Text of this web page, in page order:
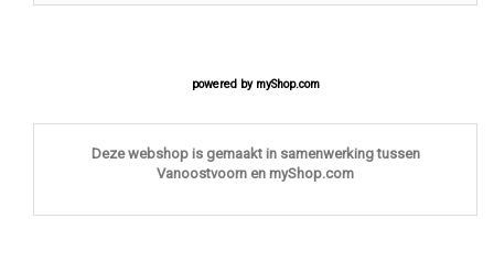
powered by myShop.com
Deze webshop is gemaakt in samenwerking tussen
Vanoostvoorn en myShop.com